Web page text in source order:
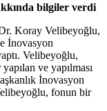
bilgiler verdi
Koray Velibeyoğlu,
İnovasyon
Velibeyoğlu,
ve yapılması
İnovasyon
fonun bir